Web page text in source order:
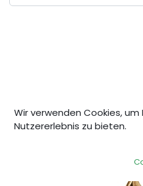
Wir verwenden Cookies,
Nutzererlebnis zu bieten.